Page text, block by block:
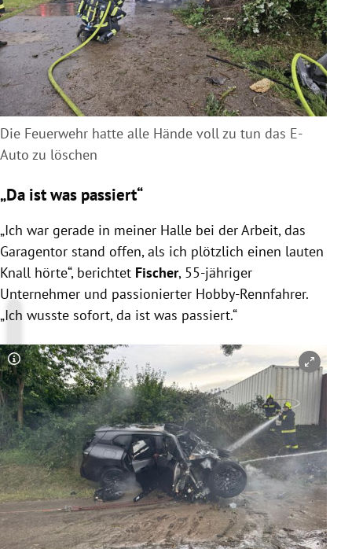
Die Feuerwehr hatte alle Hände voll zu tun das E-
Auto zu löschen
„Da ist was passiert“
„Ich war gerade in meiner Halle bei der Arbeit, das
Garagentor stand offen, als ich plötzlich einen lauten
Knall hörte“, berichtet Fischer, 55-jähriger
Unternehmer und passionierter Hobby-Rennfahrer.
„Ich wusste sofort, da ist was passiert.“
Copyright-Hinweis öffnen/schließen